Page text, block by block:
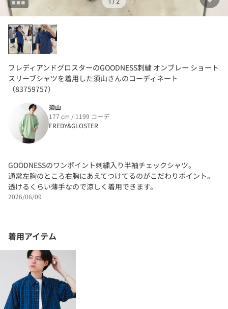
フレディアンドグロスターのGOODNESS刺繍 オンブレー ショート
スリーブシャツを着用した須山さんのコーディネート
（83759757）
須山
177 cm / 1199 コーデ
FREDY&GLOSTER
GOODNESSのワンポイント刺繍入り半袖チェックシャツ。
通常左胸のところ右胸にあえてつけてるのがこだわりポイント。
透けるくらい薄手なので涼しく着用できます。
2026/06/09
着用アイテム